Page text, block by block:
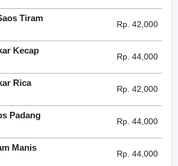
Tiram
Rp. 42,000
Kecap
Rp. 44,000
Rica
Rp. 42,000
Padang
Rp. 44,000
Manis
Rp. 44,000